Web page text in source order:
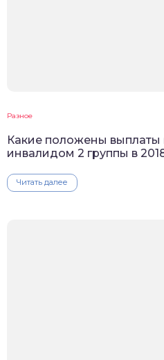
Разное
Какие положены выплаты
инвалидом 2 группы в
Читать далее